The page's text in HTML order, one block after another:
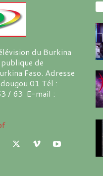
du Burkina
de
Faso. Adresse
01 Tél :
/ 63 E-mail :